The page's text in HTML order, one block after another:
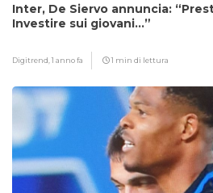
Inter, De Siervo annuncia:
Investire sui giovani…”
Digitrend,1 anno fa 1 min di lettura